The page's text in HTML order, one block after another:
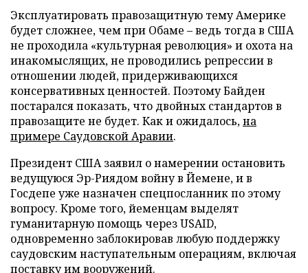
Эксплуатировать правозащитную тему Америке
будет сложнее, чем при Обаме – ведь тогда в США
не проходила «культурная революция» и охота на
инакомыслящих, не проводились репрессии в
отношении людей, придерживающихся
консервативных ценностей. Поэтому Байден
постарался показать, что двойных стандартов в
правозащите не будет. Как и ожидалось,на
примере Саудовской Аравии.
Президент США заявил о намерении остановить
ведущуюся Эр-Риядом войну в Йемене, и в
Госдепе уже назначен спецпосланник по этому
вопросу. Кроме того, йеменцам выделят
гуманитарную помощь через USAID,
одновременно заблокировав любую поддержку
саудовским наступательным операциям, включая
поставку им вооружений.